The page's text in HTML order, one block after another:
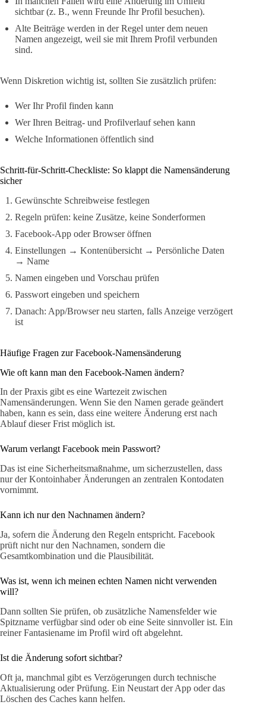
sichtbar (z. B., wenn Freunde Ihr Profil besuchen).
Alte Beiträge werden in der Regel unter dem neuen
Namen angezeigt, weil sie mit Ihrem Profil verbunden
sind.
Wenn Diskretion wichtig ist, sollten Sie zusätzlich prüfen:
Wer Ihr Profil finden kann
Wer Ihren Beitrag- und Profilverlauf sehen kann
Welche Informationen öffentlich sind
Schritt-für-Schritt-Checkliste: So klappt die Namensänderung
sicher
Gewünschte Schreibweise festlegen
Regeln prüfen: keine Zusätze, keine Sonderformen
Facebook-App oder Browser öffnen
Einstellungen → Kontenübersicht → Persönliche Daten
→ Name
Namen eingeben und Vorschau prüfen
Passwort eingeben und speichern
Danach: App/Browser neu starten, falls Anzeige verzögert
ist
Häufige Fragen zur Facebook-Namensänderung
Wie oft kann man den Facebook-Namen ändern?
In der Praxis gibt es eine Wartezeit zwischen
Namensänderungen. Wenn Sie den Namen gerade geändert
haben, kann es sein, dass eine weitere Änderung erst nach
Ablauf dieser Frist möglich ist.
Warum verlangt Facebook mein Passwort?
Das ist eine Sicherheitsmaßnahme, um sicherzustellen, dass
nur der Kontoinhaber Änderungen an zentralen Kontodaten
vornimmt.
Kann ich nur den Nachnamen ändern?
Ja, sofern die Änderung den Regeln entspricht. Facebook
prüft nicht nur den Nachnamen, sondern die
Gesamtkombination und die Plausibilität.
Was ist, wenn ich meinen echten Namen nicht verwenden
will?
Dann sollten Sie prüfen, ob zusätzliche Namensfelder wie
Spitzname verfügbar sind oder ob eine Seite sinnvoller ist. Ein
reiner Fantasiename im Profil wird oft abgelehnt.
Ist die Änderung sofort sichtbar?
Oft ja, manchmal gibt es Verzögerungen durch technische
Aktualisierung oder Prüfung. Ein Neustart der App oder das
Löschen des Caches kann helfen.